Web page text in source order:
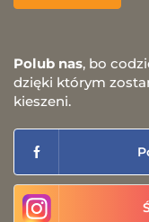
Polub nas, bo
dzięki którym
kieszeni.